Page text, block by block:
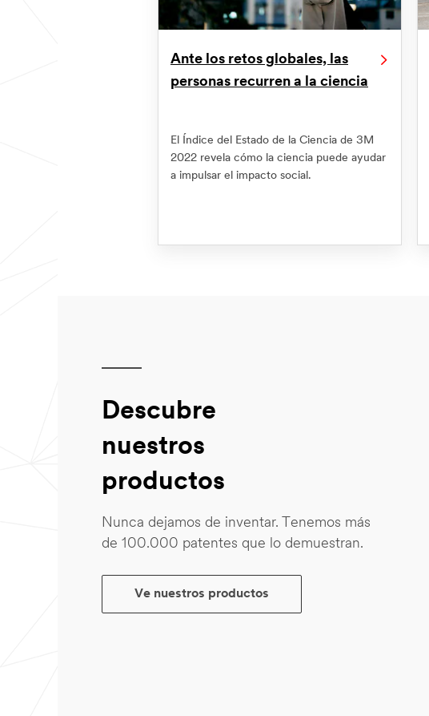
Ante los retos globales, las
personas recurren a la ciencia
El Índice del Estado de la Ciencia de 3M
2022 revela cómo la ciencia puede ayudar
a impulsar el impacto social.
Descubre
nuestros
productos
Nunca dejamos de inventar. Tenemos más
de 100.000 patentes que lo demuestran.
Ve nuestros productos